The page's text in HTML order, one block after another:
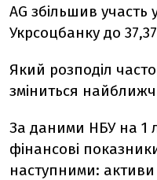
AG збільшив участь
Укрсоцбанку до
Який розподіл
зміниться
За даними НБУ на 1
фінансові
наступними: